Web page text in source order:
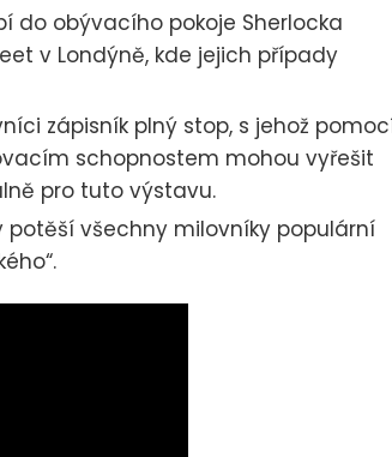
do obývacího pokoje Sherlocka
v Londýně, kde jejich případy
zápisník plný stop, s jehož
schopnostem mohou vyřešit
pro tuto výstavu.
všechny milovníky populární